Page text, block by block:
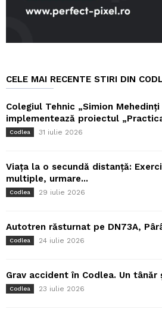
CELE MAI RECENTE STIRI DIN
Colegiul Tehnic „Simion Mehedinți
implementează proiectul
Codlea 31 iulie 2026
Viața la o secundă distanță:
multiple, urmare...
Codlea 29 iulie 2026
Autotren răsturnat pe DN73A,
Codlea 24 iulie 2026
Grav accident în Codlea. Un
Codlea 23 iulie 2026